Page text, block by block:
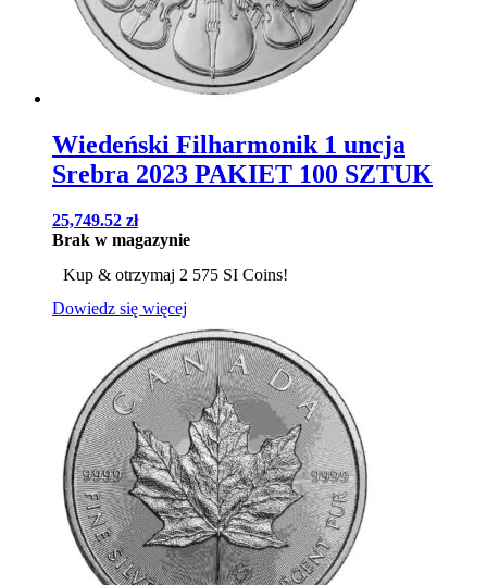
Wiedeński Filharmonik 1 uncja
Srebra 2023 PAKIET 100 SZTUK
25,749.52 zł
Brak w magazynie
Kup & otrzymaj 2 575 SI Coins!
Dowiedz się więcej